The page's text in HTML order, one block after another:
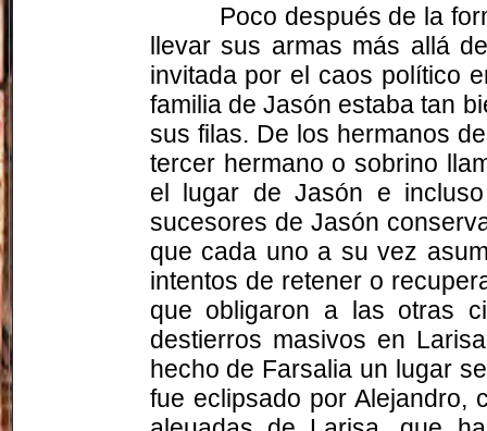
Poco después de la
llevar sus armas más allá
invitada por el caos político
familia de Jasón estaba tan
sus filas. De los hermanos
tercer hermano o sobrino
el lugar de Jasón e
sucesores de Jasón
que cada uno a su vez
intentos de retener o
que obligaron a las otras
destierros masivos en
hecho de Farsalia un lugar
fue eclipsado por Alejandro,